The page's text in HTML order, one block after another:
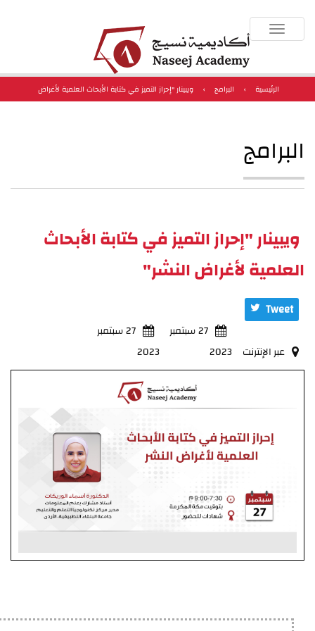
Toggle
navigation
الرئيسية › البرامج ›
ويبينار "إحراز التميز في كتابة الأبحاث العلمية لأغراض
البرامج
ويبينار "إحراز التميز في كتابة الأبحاث
العلمية لأغراض النشر"
Tweet
عبر الإنترنت
27 سبتمبر
2023
27 سبتمبر
2023